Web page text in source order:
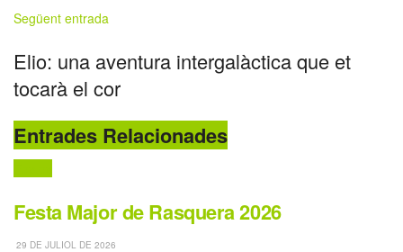
Següent entrada
Elio: una aventura intergalàctica que et
tocarà el cor
Entrades Relacionades
Festa Major de Rasquera 2026
29 DE JULIOL DE 2026